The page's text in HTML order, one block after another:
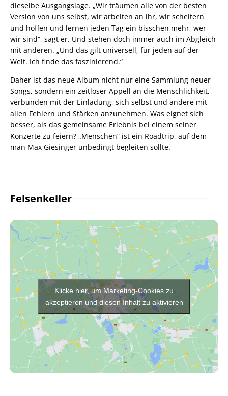
dieselbe Ausgangslage. „Wir träumen alle von der besten
Version von uns selbst, wir arbeiten an ihr, wir scheitern
und hoffen und lernen jeden Tag ein bisschen mehr, wer
wir sind“, sagt er. Und stehen doch immer auch im Abgleich
mit anderen. „Und das gilt universell, für jeden auf der
Welt. Ich finde das faszinierend.“
Daher ist das neue Album nicht nur eine Sammlung neuer
Songs, sondern ein zeitloser Appell an die Menschlichkeit,
verbunden mit der Einladung, sich selbst und andere mit
allen Fehlern und Stärken anzunehmen. Was eignet sich
besser, als das gemeinsame Erlebnis bei einem seiner
Konzerte zu feiern? „Menschen“ ist ein Roadtrip, auf dem
man Max Giesinger unbedingt begleiten sollte.
Felsenkeller
Klicke hier, um Marketing-Cookies zu
akzeptieren und diesen Inhalt zu aktivieren